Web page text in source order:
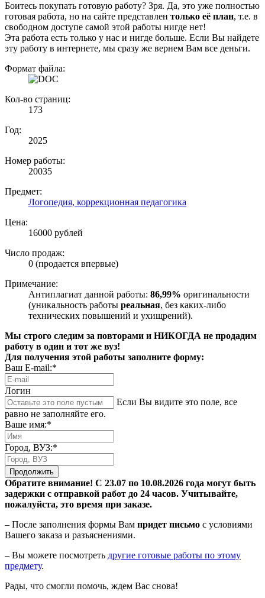
Боитесь покупать готовую работу? Зря. Да, это уже полностью
готовая работа, но на сайте представлен только её план, т.е. в
свободном доступе самой этой работы нигде нет!
Эта работа есть только у нас и нигде больше. Если Вы найдете
эту работу в интернете, мы сразу же вернем Вам все деньги.
Формат файла:
Кол-во страниц:
173
Год:
2025
Номер работы:
20035
Предмет:
Логопедия, коррекционная педагогика
Цена:
16000 рублей
Число продаж:
0 (продается впервые)
Примечание:
Антиплагиат данной работы: 86,99% оригинальности
(уникальность работы реальная, без каких-либо
технических повышений и ухищрений).
Мы строго следим за повторами и НИКОГДА не продадим
работу в один и тот же вуз!
Для получения этой работы заполните форму:
Ваш E-mail:*
Логин
Если Вы видите это поле, все
равно не заполняйте его.
Ваше имя:*
Город, ВУЗ:*
Продолжить
Обратите внимание! С 23.07 по 10.08.2026 года могут быть
задержки с отправкой работ до 24 часов. Учитывайте,
пожалуйста, это время при заказе.
– После заполнения формы Вам придет письмо с условиями
Вашего заказа и разъяснениями.
– Вы можете посмотреть другие готовые работы по этому
предмету.
Рады, что смогли помочь, ждем Вас снова!